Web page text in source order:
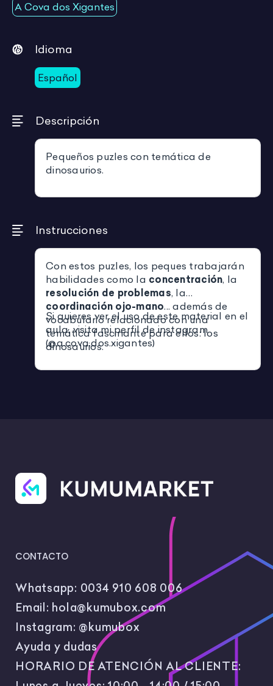
A Cova dos Xigantes
Idioma
Español
Descripción
Pequeños puzles con temática de
dinosaurios.
Instrucciones
Con estos puzles, los peques trabajarán
habilidades como la concentración, la
resolución de problemas, la
coordinación ojo-mano... además de
vocabulario relacionado con una
temática fascinante para ellos: los
dinosaurios.
Si quieres ver el uso de este material en el
aula, visita mi perfil de instagram
(@a.cova.dos.xigantes)
CONTACTO
Whatsapp: 0034 910 608 006
Email: hola@kumubox.com
Instagram: @kumubox
Ayuda y dudas
HORARIO DE ATENCIÓN AL CLIENTE: